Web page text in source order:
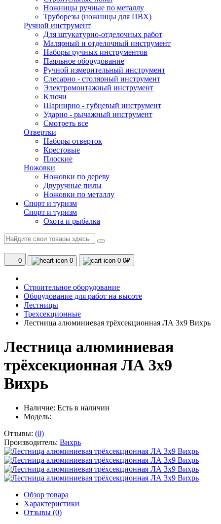
Ножницы ручные по металлу
Труборезы (ножницы для ПВХ)
Ручной инструмент
Для штукатурно-отделочных работ
Малярный и отделочный инструмент
Наборы ручных инструментов
Паяльное оборудование
Ручной измерительный инструмент
Слесарно - столярный инструмент
Электромонтажный инструмент
Ключи
Шарнирно - губцевый инструмент
Ударно - рычажный инструмент
Смотреть все
Отвертки
Наборы отверток
Крестовые
Плоские
Ножовки
Ножовки по дереву
Двуручные пилы
Ножовки по металлу
Спорт и туризм
Спорт и туризм
Охота и рыбалка
0 0 0 0₽
Строительное оборудование
Оборудование для работ на высоте
Лестницы
Трехсекционные
Лестница алюминиевая трёхсекционная ЛА 3х9 Вихрь
Лестница алюминиевая
трёхсекционная ЛА 3х9
Вихрь
Наличие: Есть в наличии
Модель:
Отзывы: (0)
Производитель: Вихрь
Обзор товара
Характеристики
Отзывы (0)